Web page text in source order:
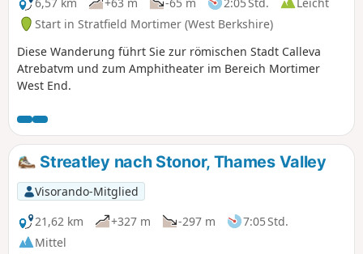
Start in Stratfield Mortimer (West Berkshire)
Diese Wanderung führt Sie zur römischen Stadt Calleva
Atrebatvm und zum Amphitheater im Bereich Mortimer
West End.
Streatley nach Stonor, Thames Valley
Visorando-Mitglied
21,62 km
+327 m -297 m
7:05 Std.
Mittel